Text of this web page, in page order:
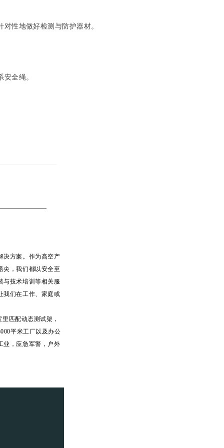
性地做好检测与防护器材。
全绳。
决方案。作为高空产
尖，我们都以安全至
与技术培训等相关服
我们在工作、家庭或
匹配动态测试架，
平米工厂以及办公
业，应急军警，户外